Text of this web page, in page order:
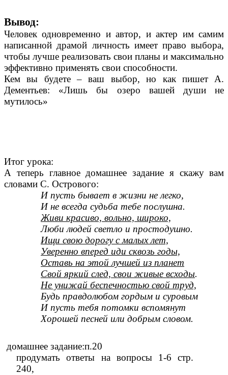
Вывод:
Человек одновременно и автор, и актер им самим
написанной драмой личность имеет право выбора,
чтобы лучше реализовать свои планы и максимально
эффективно применять свои способности.
Кем вы будете – ваш выбор, но как пишет А.
Дементьев: «Лишь бы озеро вашей души не
мутилось»
Итог урока:
А теперь главное домашнее задание я скажу вам
словами С. Острового:
И пусть бывает в жизни не легко,
И не всегда судьба тебе послушна.
Живи красиво, вольно, широко,
Люби людей светло и простодушно.
Ищи свою дорогу с малых лет,
Уверенно вперед иди сквозь годы,
Оставь на этой лучшей из планет
Свой яркий след, свои живые всходы.
Не унижай беспечностью свой труд,
Будь правдолюбом гордым и суровым
И пусть тебя потомки вспомянут
Хорошей песней или добрым словом.
домашнее задание:п.20
продумать ответы на вопросы 1-6 стр.
240,